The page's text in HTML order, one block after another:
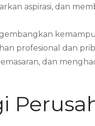
aspirasi, dan
profesional dan
dan